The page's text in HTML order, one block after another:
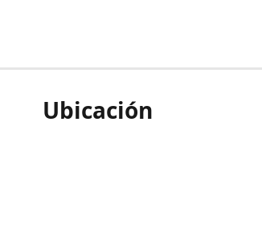
Ubicación